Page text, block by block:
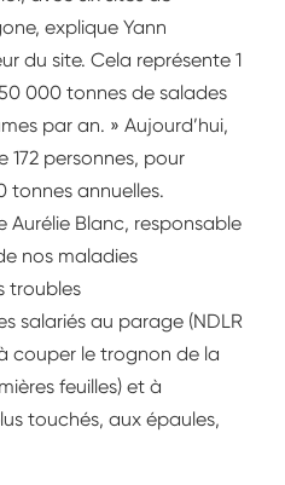
explique Yann
du site. Cela représente 1
000 tonnes de salades
par an. » Aujourd’hui,
172 personnes, pour
tonnes annuelles.
Aurélie Blanc, responsable
nos maladies
troubles
salariés au parage (NDLR
couper le trognon de la
feuilles) et à
touchés, aux épaules,